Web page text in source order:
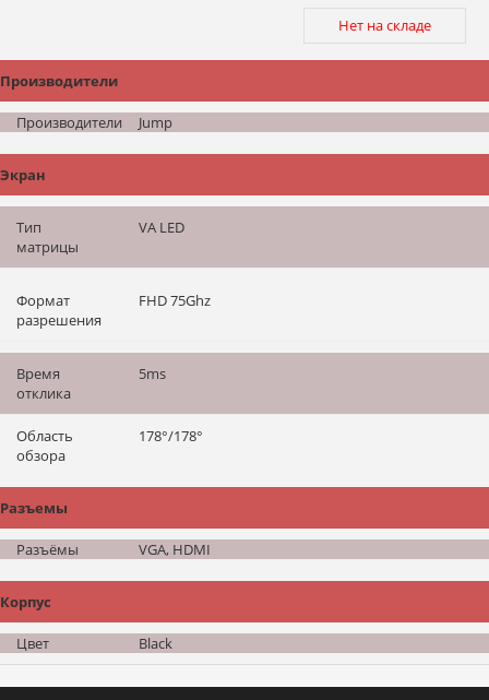
Нет на складе
Производители
Производители Jump
Экран
Тип
матрицы
VA LED
Формат
разрешения
FHD 75Ghz
Время
отклика
5ms
Область
обзора
178°/178°
Разъемы
Разъёмы VGA, HDMI
Корпус
Цвет Black